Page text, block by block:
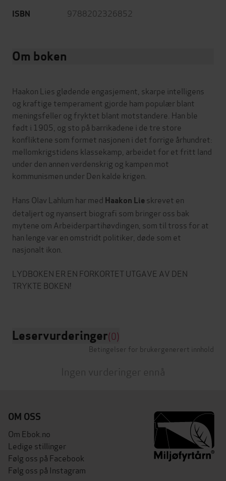
ISBN 9788202326852
Om boken
Haakon Lies glødende engasjement, skarpe intelligens
og kraftige temperament gjorde ham populær blant
meningsfeller og fryktet blant motstandere. Han ble
født i 1905, og sto på barrikadene i de tre store
konfliktene som formet nasjonen i det forrige århundret:
mellomkrigstidens klassekamp, arbeidet for et fritt land
under den annen verdenskrig og kampen mot
kommunismen under Den kalde krigen.
Hans Olav Lahlum har med Haakon Lieskrevet en
detaljert og nyansert biografi som bringer oss bak
mytene om Arbeiderpartihøvdingen, som til tross for at
han lenge var en omstridt politiker, døde som et
nasjonalt ikon.
LYDBOKEN ER EN FORKORTET UTGAVE AV DEN
TRYKTE BOKEN!
Leservurderinger(0)
Betingelser for brukergenerert innhold
Ingen vurderinger ennå
OM OSS
Om Ebok.no
Ledige stillinger
Følg oss på Facebook
Følg oss på Instagram